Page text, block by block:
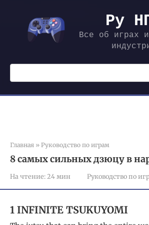
контенту
Ру
Все об играх
Поиск:
Главная » Руководство по играм
8 самых сильных дзюцу в
На чтение: 24 мин Руководство по
1 INFINITE TSUKUYOMI